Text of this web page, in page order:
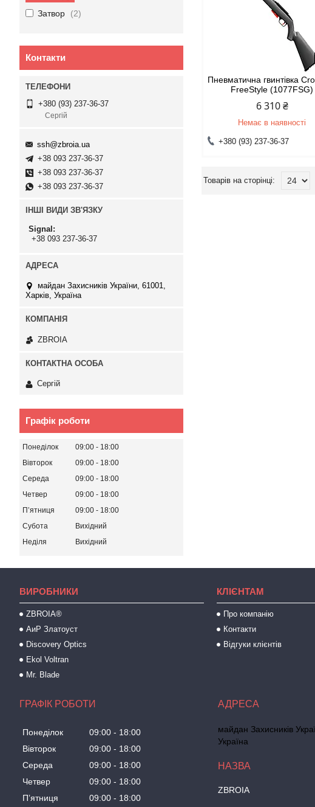
Пневматична гвинтівка
FreeStyle (1077FSG)
6 310 ₴
Немає в наявності
+380 (93) 237-36-37
Затвор
2
Контакти
+380 (93) 237-36-37
Сергій
ssh@zbroia.ua
+38 093 237-36-37
+38 093 237-36-37
+38 093 237-36-37
ІНШІ ВИДИ ЗВ'ЯЗКУ
Signal
+38 093 237-36-37
майдан Захисників України, 61001,
Харків, Україна
ZBROIA
Сергій
Графік роботи
Понеділок 09:00
18:00
Вівторок
09:00
18:00
Середа
09:00
18:00
Четвер
09:00
18:00
Пʼятниця
09:00
18:00
Субота
Вихідний
Неділя
Вихідний
ВИРОБНИКИ
ZBROIA®
АиР Златоуст
Discovery Optics
Ekol Voltran
Mr. Blade
КЛІЄНТАМ
Про компанію
Контакти
Відгуки клієнтів
ГРАФІК РОБОТИ
Понеділок 09:00
18:00
Вівторок
09:00
18:00
Середа
09:00
18:00
Четвер
09:00
18:00
Пʼятниця
09:00 18:00
майдан Захисників
Україна
ZBROIA